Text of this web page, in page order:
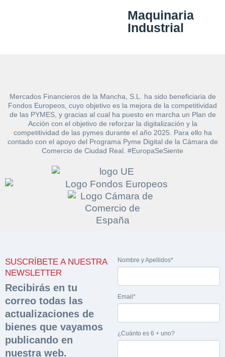
Maquinaria
Industrial
Mercados Financieros de la Mancha, S.L. ha sido beneficiaria de
Fondos Europeos, cuyo objetivo es la mejora de la competitividad
de las PYMES, y gracias al cual ha puesto en marcha un Plan de
Acción con el objetivo de reforzar la digitalización y la
competitividad de las pymes durante el año 2025. Para ello ha
contado con el apoyo del Programa Pyme Digital de la Cámara de
Comercio de Ciudad Real. #EuropaSeSiente
SUSCRÍBETE A NUESTRA
NEWSLETTER
Recibirás en tu
correo todas las
actualizaciones de
bienes que vayamos
publicando en
nuestra web.
Nombre y Apellidos*
Email*
¿Cuánto es 6 + uno?
Solicitar
sobre la peritación
Rellene este formulario y recibirá en su email el
enlace para descargar la documentación
Nombre y Apellidos*
Email*
Hacer Oferta
Teléfono* Email*
Nombre y Apellidos*
Sobre Merfinsa
Venta de bienes muebles
Vehículos
Maquinaria Industrial